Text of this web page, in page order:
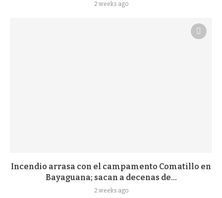
2 weeks ago
Incendio arrasa con el campamento Comatillo en
Bayaguana; sacan a decenas de...
2 weeks ago